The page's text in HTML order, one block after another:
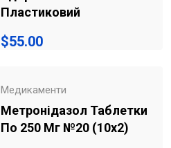
Пластиковий
$55.00
Медикаменти
Метронідазол Таблетки
По 250 Мг №20 (10х2)